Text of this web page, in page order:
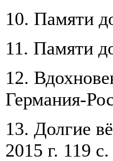
10. Памяти
11. Памяти
12.
Германия-
13. Долгие
2015 г. 119 с.